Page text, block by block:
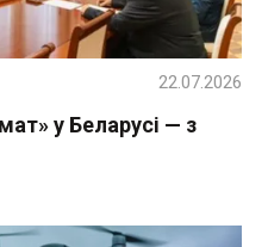
у Беларусі — з
22.07.2026